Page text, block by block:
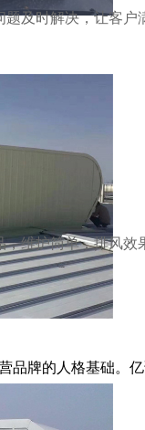
题及时解决，让客户
维护简单，排风效
品牌的人格基础。